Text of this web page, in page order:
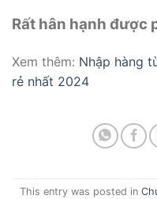
Rất hân hạnh được
Xem thêm: Nhập hàng
rẻ nhất 2024
This entry was posted in